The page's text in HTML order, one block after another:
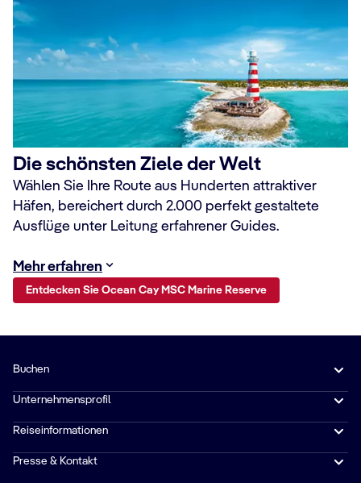
Die schönsten Ziele der Welt
Wählen Sie Ihre Route aus Hunderten attraktiver
Häfen, bereichert durch 2.000 perfekt gestaltete
Ausflüge unter Leitung erfahrener Guides.
Mehr erfahren
Entdecken Sie Ocean Cay MSC Marine Reserve
Buchen
Unternehmensprofil
Reiseinformationen
Presse & Kontakt